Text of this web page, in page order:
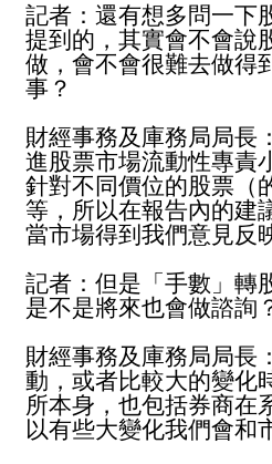
記者：還有想多問一下
提到的，其實會不會說
做，會不會很難去做得
事？
財經事務及庫務局局長
進股票市場流動性專責
針對不同價位的股票（
等，所以在報告內的建
當市場得到我們意見反
記者：但是「手數」轉
是不是將來也會做諮詢
財經事務及庫務局局長
動，或者比較大的變化
所本身，也包括券商在
以有些大變化我們會和